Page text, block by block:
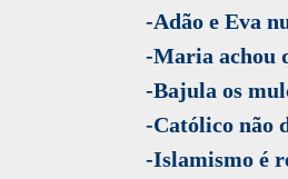
-Adão e Eva
-Maria achou
-Bajula os
-Católico não
-Islamismo é